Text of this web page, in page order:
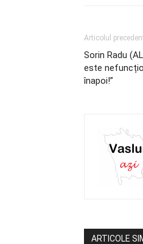
Articolul
Sorin Radu
este
înapoi!”
ARTICOLE